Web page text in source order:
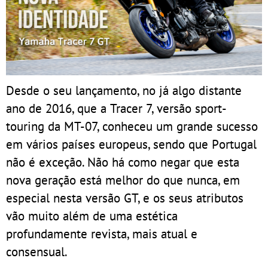
Desde o seu lançamento, no já algo distante
ano de 2016, que a Tracer 7, versão sport-
touring da MT-07, conheceu um grande sucesso
em vários países europeus, sendo que Portugal
não é exceção. Não há como negar que esta
nova geração está melhor do que nunca, em
especial nesta versão GT, e os seus atributos
vão muito além de uma estética
profundamente revista, mais atual e
consensual.